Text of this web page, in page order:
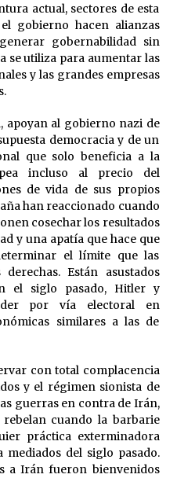
actual, sectores de esta
gobierno hacen alianzas
gobernabilidad sin
se utiliza para aumentar las
y las grandes empresas
apoyan al gobierno nazi de
democracia y de un
que solo beneficia a la
incluso al precio del
de vida de sus propios
han reaccionado cuando
cosechar los resultados
y una apatía que hace que
el límite que las
Están asustados
el siglo pasado, Hitler y
por vía electoral en
similares a las de
con total complacencia
y el régimen sionista de
guerras en contra de Irán,
rebelan cuando la barbarie
práctica exterminadora
del siglo pasado.
a Irán fueron bienvenidos